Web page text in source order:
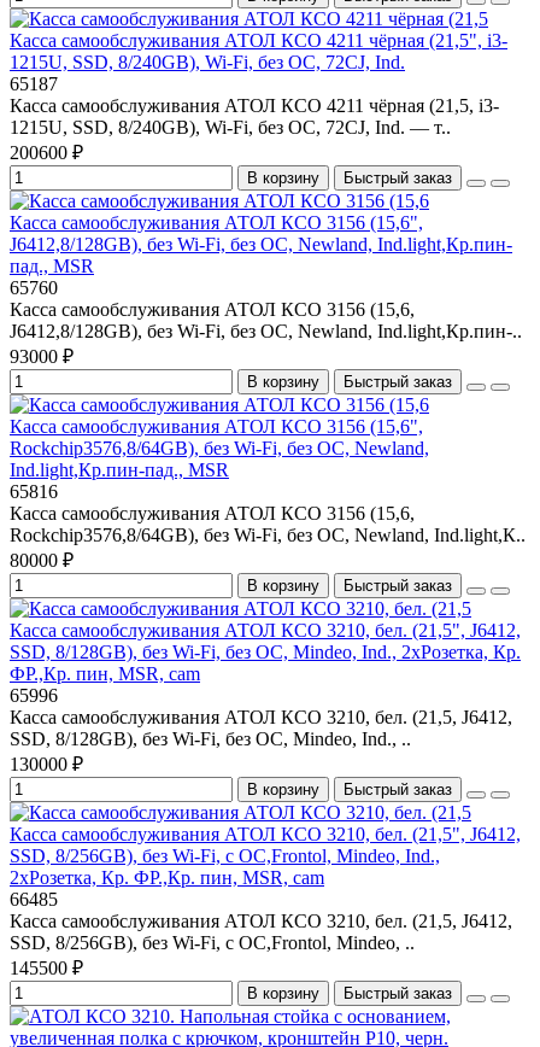
Касса самообслуживания АТОЛ КСО 4211 чёрная (21,5", i3-
1215U, SSD, 8/240GB), Wi-Fi, без ОС, 72CJ, Ind.
65187
Касса самообслуживания АТОЛ КСО 4211 чёрная (21,5, i3-
1215U, SSD, 8/240GB), Wi-Fi, без ОС, 72CJ, Ind. — т..
200600 ₽
В корзину Быстрый заказ
Касса самообслуживания АТОЛ КСО 3156 (15,6",
J6412,8/128GB), без Wi-Fi, без ОС, Newland, Ind.light,Кр.пин-
пад., MSR
65760
Касса самообслуживания АТОЛ КСО 3156 (15,6,
J6412,8/128GB), без Wi-Fi, без ОС, Newland, Ind.light,Кр.пин-..
93000 ₽
В корзину Быстрый заказ
Касса самообслуживания АТОЛ КСО 3156 (15,6",
Rockchip3576,8/64GB), без Wi-Fi, без ОС, Newland,
Ind.light,Кр.пин-пад., MSR
65816
Касса самообслуживания АТОЛ КСО 3156 (15,6,
Rockchip3576,8/64GB), без Wi-Fi, без ОС, Newland, Ind.light,К..
80000 ₽
В корзину Быстрый заказ
Касса самообслуживания АТОЛ КСО 3210, бел. (21,5", J6412,
SSD, 8/128GB), без Wi-Fi, без ОС, Mindeo, Ind., 2хРозетка, Кр.
ФР.,Кр. пин, MSR, cam
65996
Касса самообслуживания АТОЛ КСО 3210, бел. (21,5, J6412,
SSD, 8/128GB), без Wi-Fi, без ОС, Mindeo, Ind., ..
130000 ₽
В корзину Быстрый заказ
Касса самообслуживания АТОЛ КСО 3210, бел. (21,5", J6412,
SSD, 8/256GB), без Wi-Fi, с ОС,Frontol, Mindeo, Ind.,
2хРозетка, Кр. ФР.,Кр. пин, MSR, cam
66485
Касса самообслуживания АТОЛ КСО 3210, бел. (21,5, J6412,
SSD, 8/256GB), без Wi-Fi, с ОС,Frontol, Mindeo, ..
145500 ₽
В корзину Быстрый заказ